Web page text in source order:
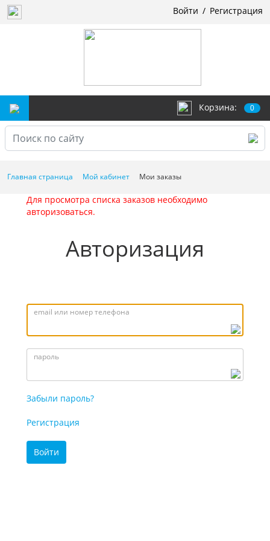
Войти / Регистрация
Корзина: 0
Главная страница Мой кабинет Мои заказы
Для просмотра списка заказов необходимо
авторизоваться.
Авторизация
email или номер телефона
пароль
Забыли пароль?
Регистрация